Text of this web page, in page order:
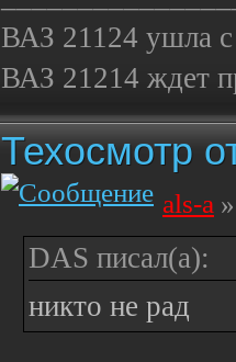
ВАЗ 21124 ушла
ВАЗ 21214 ждет
Техосмотр
als-a
DAS писал(а):
никто не рад